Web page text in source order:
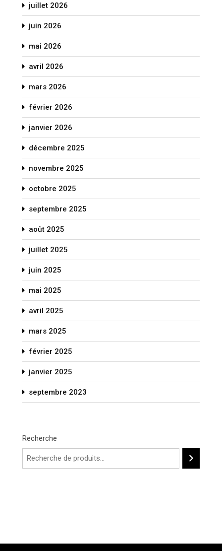
juillet 2026
juin 2026
mai 2026
avril 2026
mars 2026
février 2026
janvier 2026
décembre 2025
novembre 2025
octobre 2025
septembre 2025
août 2025
juillet 2025
juin 2025
mai 2025
avril 2025
mars 2025
février 2025
janvier 2025
septembre 2023
Recherche